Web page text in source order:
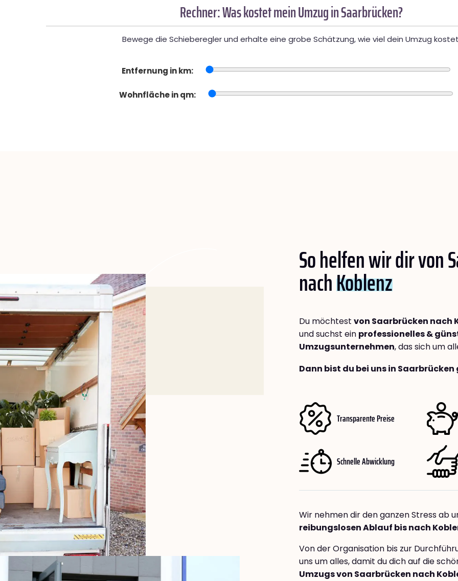
Rechner: Was kostet mein Umzug in Saarbrücken?
Bewege die Schieberegler und erhalte eine grobe Schätzung, wie viel dein Umzug
Entfernung in km:
Wohnfläche in qm:
So helfen wir dir von
nachKoblenz
Du möchtest von Saarbrücken nach
und suchst ein professionelles &
Umzugsunternehmen, das sich um
Dann bist du bei uns in
Transparente Preise
Schnelle Abwicklung
Wir nehmen dir den ganzen Stress ab
reibungslosen Ablauf bis nach
Von der Organisation bis zur
uns um alles, damit du dich auf die
Umzugs von Saarbrücken nach